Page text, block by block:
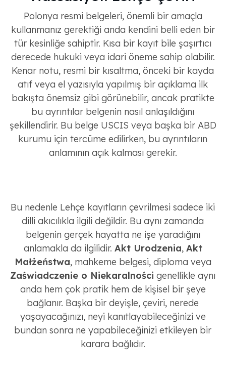
Polonya resmi belgeleri, önemli bir amaçla
kullanmanız gerektiği anda kendini belli eden bir
tür kesinliğe sahiptir. Kısa bir kayıt bile şaşırtıcı
derecede hukuki veya idari öneme sahip olabilir.
Kenar notu, resmi bir kısaltma, önceki bir kayda
atıf veya el yazısıyla yapılmış bir açıklama ilk
bakışta önemsiz gibi görünebilir, ancak pratikte
bu ayrıntılar belgenin nasıl anlaşıldığını
şekillendirir. Bu belge USCIS veya başka bir ABD
kurumu için tercüme edilirken, bu ayrıntıların
anlamının açık kalması gerekir.
Bu nedenle Lehçe kayıtların çevrilmesi sadece iki
dilli akıcılıkla ilgili değildir. Bu aynı zamanda
belgenin gerçek hayatta ne işe yaradığını
anlamakla da ilgilidir. Akt Urodzenia, Akt
Małżeństwa, mahkeme belgesi, diploma veya
Zaświadczenie o Niekaralności genellikle aynı
anda hem çok pratik hem de kişisel bir şeye
bağlanır. Başka bir deyişle, çeviri, nerede
yaşayacağınızı, neyi kanıtlayabileceğinizi ve
bundan sonra ne yapabileceğinizi etkileyen bir
karara bağlıdır.